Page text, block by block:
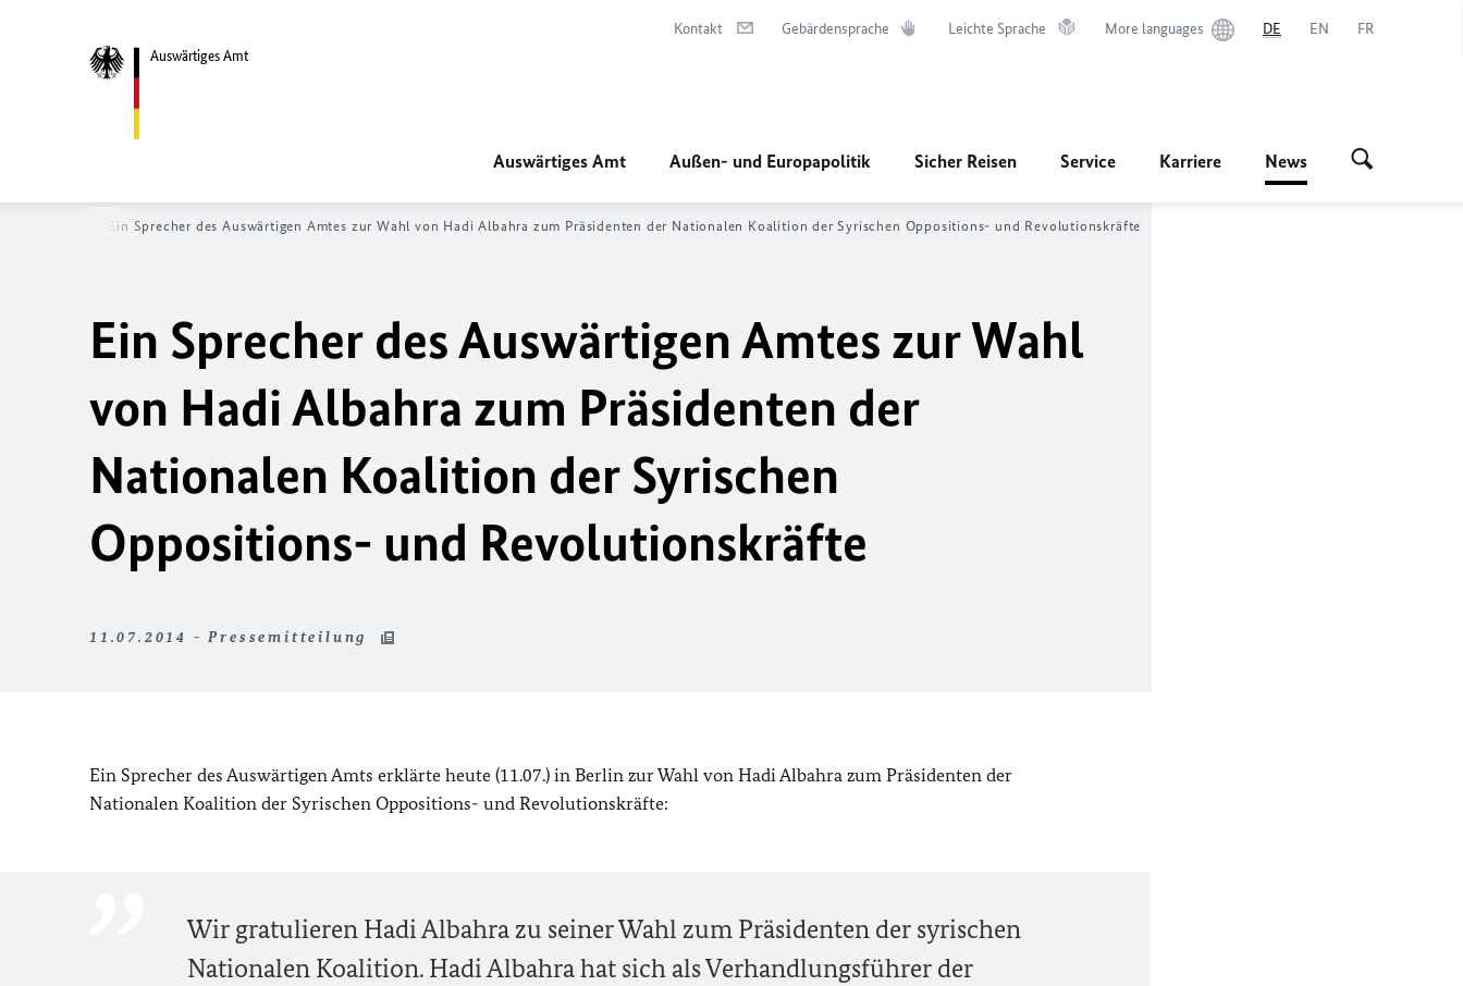
Auswärtiges Amt
Kontakt Gebärdensprache Leichte Sprache More languages DE EN FR
Auswärtiges Amt Außen- und Europapolitik Sicher Reisen Service Karriere News
Ein Sprecher des Auswärtigen Amtes zur Wahl von Hadi Albahra zum Präsidenten der Nationalen Koalition der Syrischen Oppositions- und Revolutionskräfte
Ein Sprecher des Auswärtigen Amtes zur Wahl
von Hadi Albahra zum Präsidenten der
Nationalen Koalition der Syrischen
Oppositions- und Revolutionskräfte
11.07.2014 - Pressemitteilung
Ein Sprecher des Auswärtigen Amts erklärte heute (11.07.) in Berlin zur Wahl von Hadi Albahra zum Präsidenten der
Nationalen Koalition der Syrischen Oppositions- und Revolutionskräfte:
Wir gratulieren Hadi Albahra zu seiner Wahl zum Präsidenten der syrischen
Nationalen Koalition. Hadi Albahra hat sich als Verhandlungsführer der